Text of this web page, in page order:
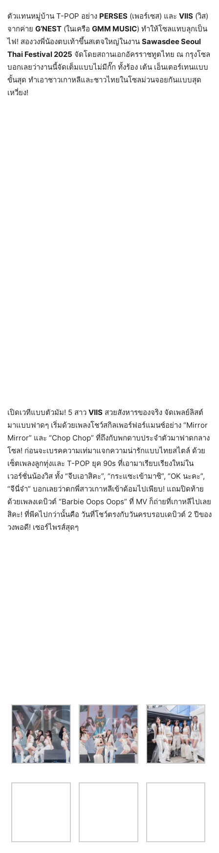
​ตัวแทนหมู่บ้าน T-POP อย่าง PERSES (เพอร์เซส) และ VIIS (วิส)
จากค่าย G’NEST (ในเครือ GMM MUSIC) ทำให้โซลแทบลุกเป็น
ไฟ! สองวงพี่น้องตบเท้าขึ้นสเตจใหญ่ในงาน Sawasdee Seoul
Thai Festival 2025 จัดโดยสถานเอกอัครราชทูตไทย ณ กรุงโซล
บอกเลยว่างานนี้จัดเต็มแบบไม่มีกั๊ก ทั้งร้อง เต้น เอ็นเตอร์เทนแบบ
ขั้นสุด ทำเอาชาวเกาหลีและชาวไทยในโซลม่วนจอยกันแบบสุด
เหวี่ยง!
​เปิดเวทีแบบตัวมัม! 5 สาว VIIS สวยสังหารของจริง จัดเพลย์ลิสต์
มาแบบฟาดๆ เริ่มด้วยเพลงโชว์สกิลเพอร์ฟอร์แมนซ์อย่าง “Mirror
Mirror” และ “Chop Chop” ที่ถึงกับพกดาบประจำตัวมาฟาดกลาง
โซล! ก่อนจะเบรคความเท่มาแจกความน่ารักแบบไทยสไตล์ ด้วย
เซ็ตเพลงลูกทุ่งและ T-POP ยุค 90s ที่เอามาเรียบเรียงใหม่ใน
เวอร์ชั่นน้องวิส ทั้ง “จีบเอาสิคะ”, “กระแซะเข้ามาซิ”, “OK นะคะ”,
“จีนี่จ๋า” บอกเลยว่าตกพี่สาวเกาหลีเข้าด้อมไปเพียบ! แถมปิดท้าย
ด้วยเพลงเดบิวต์ “Barbie Oops Oops” ที่ MV ก็ถ่ายที่เกาหลีไปเลย
สิคะ! ที่พีคไปกว่านั้นคือ วันที่โชว์ตรงกับวันครบรอบเดบิวต์ 2 ปีของ
วงพอดี! เซอร์ไพรส์สุดๆ